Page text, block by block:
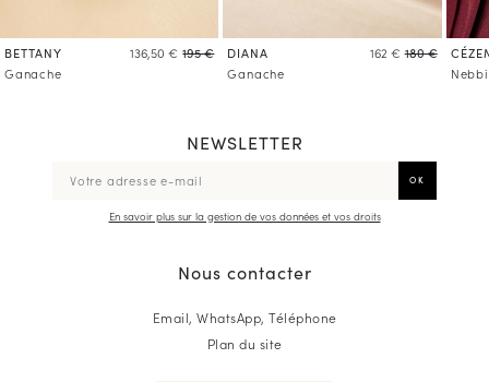
BETTANY 136,50 € 195 €
Ganache
DIANA 162 € 180 €
Ganache
NEWSLETTER
En savoir plus sur la gestion de vos données et vos droits
Nous contacter
Email, WhatsApp, Téléphone
Plan du site